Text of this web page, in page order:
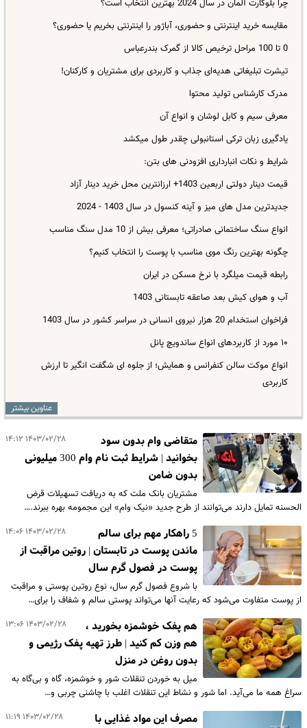
چرا بلوکارت آلمان در سال 2024 بهترین انتخاب است؟
مقایسه خرید اینترنتی و حضوری، آباژور را اینترنتی بخریم یا حضوری؟
0 تا 100 مراحل ترخیص کالا از گمرک بندرعباس
تیشرت تبلیغاتی هدیه‌ای جذاب و کاربردی برای مشتریان و کارکنان!
مدرک کارشناس تولید محتوا
معرفی سیم و کابل لوشان و انواع آن
یادگیری زبان ترکی استانبولی چقدر طول میکشد
شرایط و نکات انبارداری افزودنی های بتن:
قیمت دینار دولتی اربعین 1403+ ارزانترین محل خرید دینار آزاد
جدیدترین مدل های میز و آینه کنسول در سال 1403 - 2024
انواع سنگ ساختمانی صادراتی؛ معرفی بیش از 10 مدل سنگ مناسب
چگونه بهترین رنگ موی مناسب با پوست را انتخاب کنیم؟
رابطه قیمت میلگرد با نرخ مسکن در ایران
آب و هوای کیش بعد صاعقه تابستانی 1403
فراخوان استخدام 20 هزار نیروی انسانی در سراسر کشور در سال 1403
۱۰ مورد از کاربردهای انواع ساندویچ پانل
انواع موکت سالن کنفرانس و همایش؛ از جلوه ای شگفت انگیر تا ارزش
کاربردی
عناوین بیشتر
۱۴۰۳/۰۲/۲۸ ۱۴:۱۲
متقاضی وام بدون سود
بخوانید | شرایط ثبت نام وام 300 میلیونی
بدون ضامن
مشتریان بانک ملت که به دریافت تسهیلات قرض
الحسنه تمایل دارند می‌توانند از طرح جدید «نیک وام» این مجمومه بهره ببرند.…
۱۴۰۳/۰۲/۲۸ ۱۴:۰۶
5 راهکار مهم برای سالم
ماندن پوست در تابستان | روتین مراقبت از
پوست در فصول گرم سال
با شروع فصول گرم سال، نوع روتین پوستی و مراقبت
از پوست متفاوت می‌شود که رعایت آنها می‌تواند پوستی سالم و شفاف را برای…
۱۴۰۳/۰۲/۲۸ ۱۳:۰۶
هم پفک خوشمزه بخورید ،
هم وزن کم کنید | طرز تهیه پفک رژیمی و
بدون روغن در منزل
میل به خوردن تنقلات شور و خوشمزه، گاه و بی‌گاه به
سراغ همه ما می‌آید. اما شور و نشاط این تنقلات اغلب با چاشنی چربی و…
۱۴۰۳/۰۲/۲۸ ۱۱:۱۹
مصرف این مواد غذایی با